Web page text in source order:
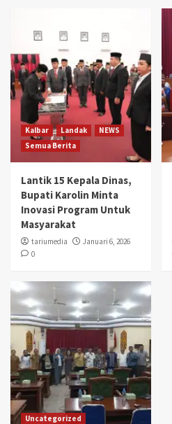
Kalbar Landak
NEWS
Semua Berita
Lantik 15 Kepala Dinas,
Bupati Karolin Minta
Inovasi Program Untuk
Masyarakat
tariumedia
Januari 6, 2026
0
Uncategorized